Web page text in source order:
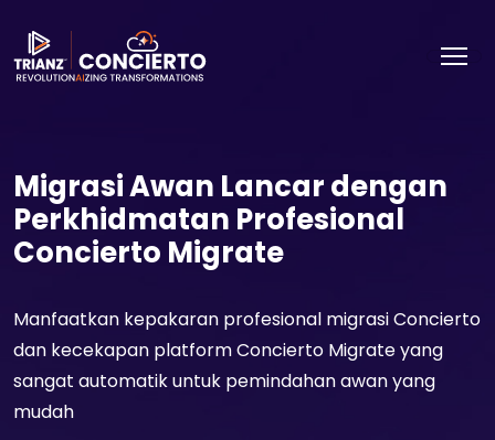
Migrasi Awan Lancar dengan
Perkhidmatan Profesional
Concierto Migrate
Manfaatkan kepakaran profesional migrasi Concierto
dan kecekapan platform Concierto Migrate yang
sangat automatik untuk pemindahan awan yang
mudah